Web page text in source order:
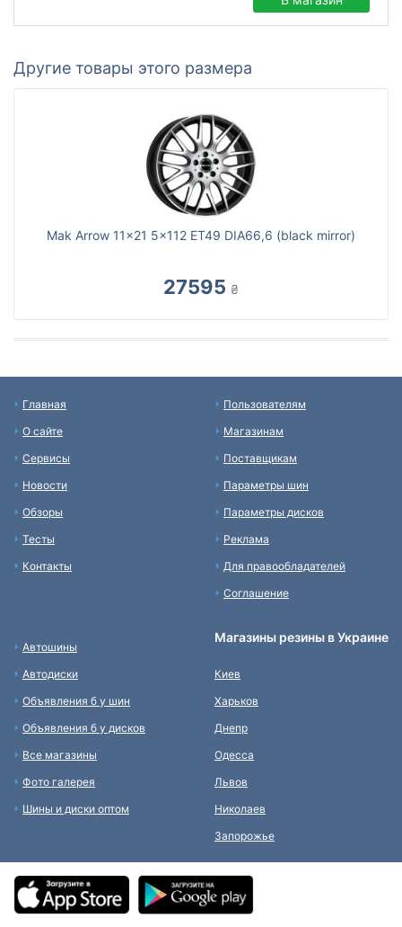
Другие товары этого размера
Mak Arrow 11x21 5x112 ET49 DIA66,6 (black mirror)
27595 ₴
Главная
О сайте
Сервисы
Новости
Обзоры
Тесты
Контакты
Пользователям
Магазинам
Поставщикам
Параметры шин
Параметры дисков
Реклама
Для правообладателей
Соглашение
Автошины
Автодиски
Объявления б у шин
Объявления б у дисков
Все магазины
Фото галерея
Шины и диски оптом
Магазины резины в Украине
Киев
Харьков
Днепр
Одесса
Львов
Николаев
Запорожье